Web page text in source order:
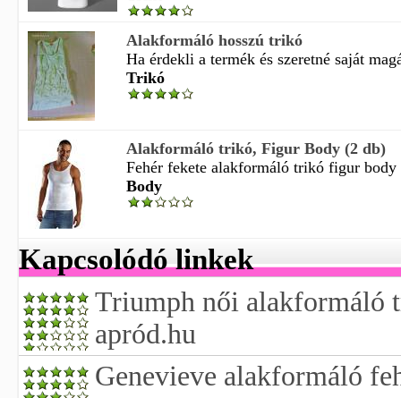
Alakformáló hosszú trikó
Ha érdekli a termék és szeretné saját
Trikó
Alakformáló trikó, Figur Body (2 db)
Fehér fekete alakformáló trikó figur body
Body
Kapcsolódó linkek
Triumph női alakformáló
apród.hu
Genevieve alakformáló